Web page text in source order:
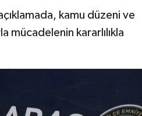
kamu düzeni ve
mücadelenin kararlılıkla